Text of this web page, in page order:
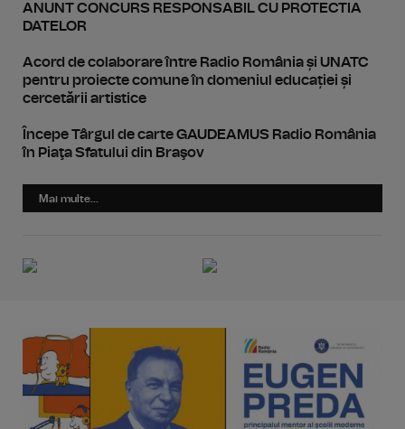
ANUNT CONCURS RESPONSABIL CU PROTECTIA
DATELOR
Acord de colaborare între Radio România și UNATC
pentru proiecte comune în domeniul educației și
cercetării artistice
Începe Târgul de carte GAUDEAMUS Radio România
în Piaţa Sfatului din Braşov
Mai multe...